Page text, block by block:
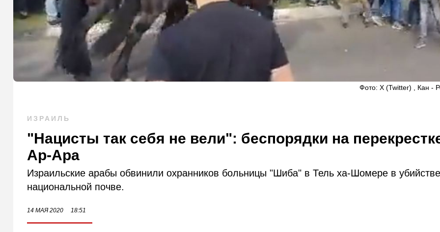
Фото: X (Twitter) , Кан -
ИЗРАИЛЬ
"Нацисты так себя не вели": беспорядки на
Ар-Ара
Израильские арабы обвинили охранников больницы "Шиба" в Тель ха-Шомере в
национальной почве.
14 МАЯ 2020 18:51